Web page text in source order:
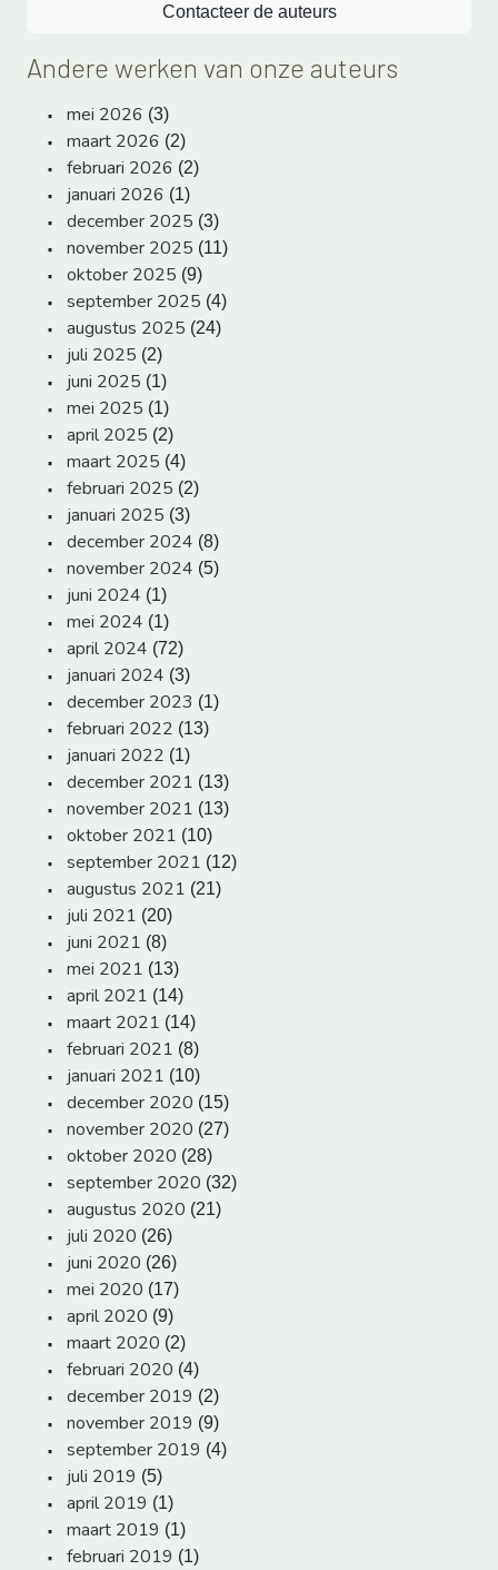
Contacteer de auteurs
Andere werken van onze auteurs
mei 2026 (3)
maart 2026 (2)
februari 2026 (2)
januari 2026 (1)
december 2025 (3)
november 2025 (11)
oktober 2025 (9)
september 2025 (4)
augustus 2025 (24)
juli 2025 (2)
juni 2025 (1)
mei 2025 (1)
april 2025 (2)
maart 2025 (4)
februari 2025 (2)
januari 2025 (3)
december 2024 (8)
november 2024 (5)
juni 2024 (1)
mei 2024 (1)
april 2024 (72)
januari 2024 (3)
december 2023 (1)
februari 2022 (13)
januari 2022 (1)
december 2021 (13)
november 2021 (13)
oktober 2021 (10)
september 2021 (12)
augustus 2021 (21)
juli 2021 (20)
juni 2021 (8)
mei 2021 (13)
april 2021 (14)
maart 2021 (14)
februari 2021 (8)
januari 2021 (10)
december 2020 (15)
november 2020 (27)
oktober 2020 (28)
september 2020 (32)
augustus 2020 (21)
juli 2020 (26)
juni 2020 (26)
mei 2020 (17)
april 2020 (9)
maart 2020 (2)
februari 2020 (4)
december 2019 (2)
november 2019 (9)
september 2019 (4)
juli 2019 (5)
april 2019 (1)
maart 2019 (1)
februari 2019 (1)